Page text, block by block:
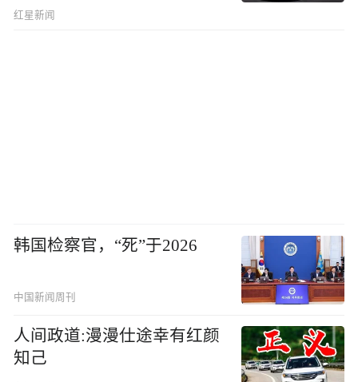
职，法院判了
红星新闻
韩国检察官，“死”于2026
中国新闻周刊
人间政道:漫漫仕途幸有红颜
知己